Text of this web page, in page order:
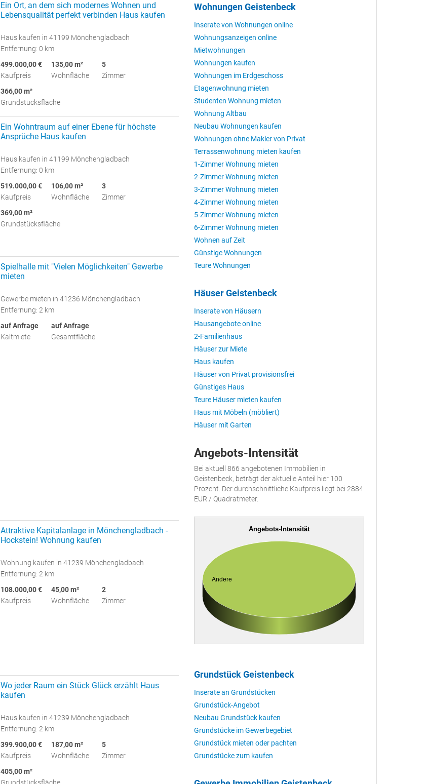
Ein Ort, an dem sich modernes Wohnen und
Lebensqualität perfekt verbinden Haus kaufen
Haus kaufen in 41199 Mönchengladbach
Entfernung: 0 km
499.000,00 €
Kaufpreis
135,00 m²
Wohnfläche
5
Zimmer
366,00 m²
Grundstücksfläche
Ein Wohntraum auf einer Ebene für höchste
Ansprüche Haus kaufen
Haus kaufen in 41199 Mönchengladbach
Entfernung: 0 km
519.000,00 €
Kaufpreis
106,00 m²
Wohnfläche
3
Zimmer
369,00 m²
Grundstücksfläche
Spielhalle mit "Vielen Möglichkeiten" Gewerbe
mieten
Gewerbe mieten in 41236 Mönchengladbach
Entfernung: 2 km
auf Anfrage
Kaltmiete
auf Anfrage
Gesamtfläche
Attraktive Kapitalanlage in Mönchengladbach -
Hockstein! Wohnung kaufen
Wohnung kaufen in 41239 Mönchengladbach
Entfernung: 2 km
108.000,00 €
Kaufpreis
45,00 m²
Wohnfläche
2
Zimmer
Wo jeder Raum ein Stück Glück erzählt Haus
kaufen
Haus kaufen in 41239 Mönchengladbach
Entfernung: 2 km
399.900,00 €
Kaufpreis
187,00 m²
Wohnfläche
5
Zimmer
405,00 m²
Wohnungen Geistenbeck
Inserate von Wohnungen online
Wohnungsanzeigen online
Mietwohnungen
Wohnungen kaufen
Wohnungen im Erdgeschoss
Etagenwohnung mieten
Studenten Wohnung mieten
Wohnung Altbau
Neubau Wohnungen kaufen
Wohnungen ohne Makler von Privat
Terrassenwohnung mieten kaufen
1-Zimmer Wohnung mieten
2-Zimmer Wohnung mieten
3-Zimmer Wohnung mieten
4-Zimmer Wohnung mieten
5-Zimmer Wohnung mieten
6-Zimmer Wohnung mieten
Wohnen auf Zeit
Günstige Wohnungen
Teure Wohnungen
Häuser Geistenbeck
Inserate von Häusern
Hausangebote online
2-Familienhaus
Häuser zur Miete
Haus kaufen
Häuser von Privat provisionsfrei
Günstiges Haus
Teure Häuser mieten kaufen
Haus mit Möbeln (möbliert)
Häuser mit Garten
Angebots-Intensität
Bei aktuell 866 angebotenen Immobilien in
Geistenbeck, beträgt der aktuelle Anteil hier 100
Prozent. Der durchschnittliche Kaufpreis liegt bei 2884
EUR / Quadratmeter.
Angebots-Intensität
Andere
Grundstück Geistenbeck
Inserate an Grundstücken
Grundstück-Angebot
Neubau Grundstück kaufen
Grundstücke im Gewerbegebiet
Grundstück mieten oder pachten
Grundstücke zum kaufen